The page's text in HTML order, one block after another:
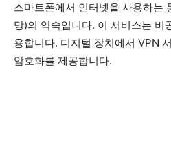
스마트폰에서 인터넷을 사용하는
망)의 약속입니다. 이 서비스는 비
용합니다. 디지털 장치에서 VPN
암호화를 제공합니다.